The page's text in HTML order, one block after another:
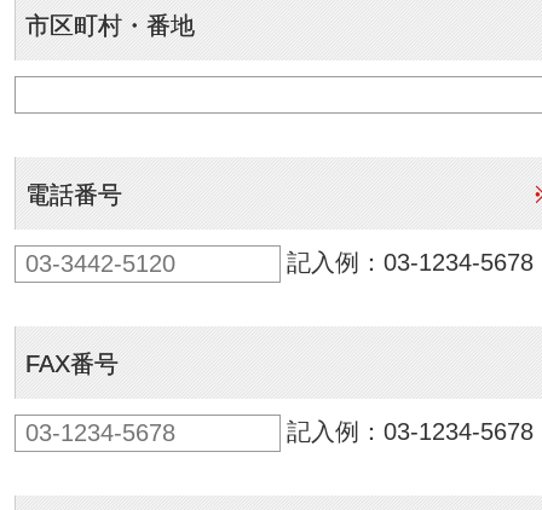
市区町村・番地
電話番号
記入例：03-1234-5678
FAX番号
記入例：03-1234-5678